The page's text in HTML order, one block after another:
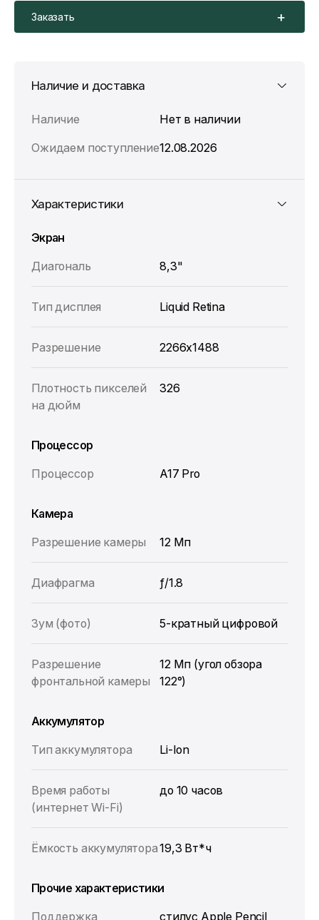
консультантов.
Заказать
Наличие и доставка
Наличие
Нет в наличии
Ожидаем поступление12.08.2026
Характеристики
Экран
Диагональ
8,3"
Тип дисплея Liquid Retina
Разрешение 2266x1488
Плотность пикселей
на дюйм
326
Процессор
Процессор
A17 Pro
Камера
Разрешение камеры
12 Мп
Диафрагма ƒ/1.8
Зум (фото) 5-кратный цифровой
Разрешение
фронтальной камеры
12 Мп (угол обзора
122°)
Аккумулятор
Тип аккумулятора
Li-Ion
Время работы
(интернет Wi-Fi)
до 10 часов
Ёмкость аккумулятора19,3 Вт*ч
Прочие характеристики
Поддержка
стилус Apple Pencil